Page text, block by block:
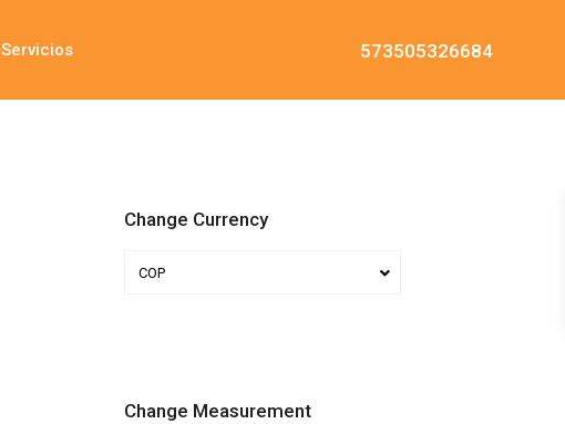
Servicios 573505326684
Change Currency
COP
Change Measurement